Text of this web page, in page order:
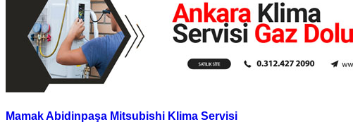
Mamak Abidinpaşa Mitsubishi Klima Servisi